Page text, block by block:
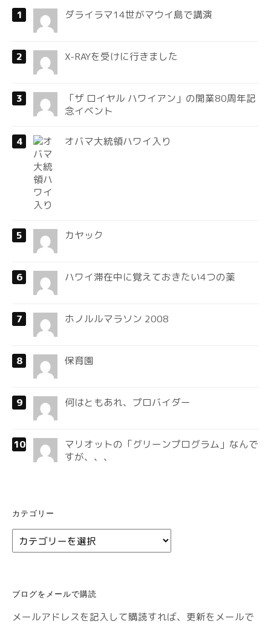
ダライラマ14世がマウイ島で講演
X-RAYを受けに行きました
「ザ ロイヤル ハワイアン」の開業80周年記
念イベント
オバマ大統領ハワイ入り
カヤック
ハワイ滞在中に覚えておきたい4つの薬
ホノルルマラソン 2008
保育園
何はともあれ、プロバイダー
マリオットの「グリーンプログラム」なんで
すが、、、
カテゴリー
カ
テ
ー
ブログをメールで購読
メールアドレスを記入して購読すれば、更新をメールで